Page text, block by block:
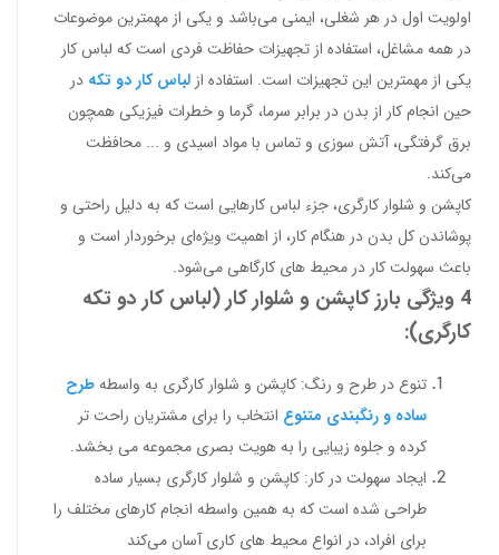
اولویت اول در هر شغلی، ایمنی می‌باشد و یکی از مهمترین موضوعات
در همه مشاغل، استفاده از تجهیزات حفاظت فردی است که لباس کار
یکی از مهمترین این تجهیزات است. استفاده ازلباس کار دو تکه در
حین انجام کار از بدن در برابر سرما، گرما و خطرات فیزیکی همچون
برق گرفتگی، آتش سوزی و تماس با مواد اسیدی و ... محافظت
می‌کند.
کاپشن و شلوار کارگری، جزء لباس کارهایی است که به دلیل راحتی و
پوشاندن کل بدن در هنگام کار، از اهمیت ویژه‌ای برخوردار است و
باعث سهولت کار در محیط های کارگاهی می‌شود.
4 ویژگی بارز کاپشن و شلوار کار (لباس کار دو تکه
کارگری):
تنوع در طرح و رنگ: کاپشن و شلوار کارگری به واسطهطرح
ساده و رنگبندی متنوع انتخاب را برای مشتریان راحت تر
کرده و جلوه زیبایی را به هویت بصری مجموعه می بخشد.
ایجاد سهولت در کار: کاپشن و شلوار کارگری بسیار ساده
طراحی شده است که به همین واسطه انجام کارهای مختلف را
برای افراد، در انواع محیط های کاری آسان می‌کند